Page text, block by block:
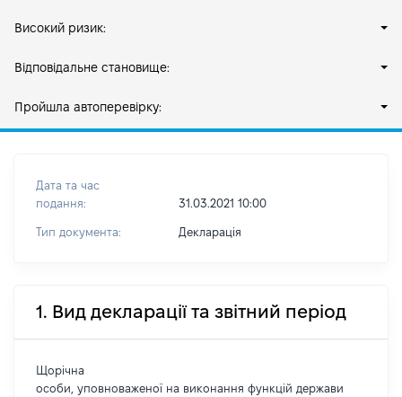
Високий ризик:
Відповідальне становище:
Пройшла автоперевірку:
Дата та час
подання:
31.03.2021 10:00
Тип документа: Декларація
1. Вид декларації та звітний період
Щорічна
особи, уповноваженої на виконання функцій держави